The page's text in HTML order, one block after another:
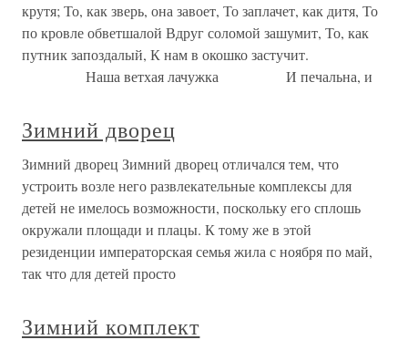
крутя; То, как зверь, она завоет, То заплачет, как дитя, То
по кровле обветшалой Вдруг соломой зашумит, То, как
путник запоздалый, К нам в окошко застучит.
Наша ветхая лачужка И печальна, и
Зимний дворец
Зимний дворец Зимний дворец отличался тем, что
устроить возле него развлекательные комплексы для
детей не имелось возможности, поскольку его сплошь
окружали площади и плацы. К тому же в этой
резиденции императорская семья жила с ноября по май,
так что для детей просто
Зимний комплект